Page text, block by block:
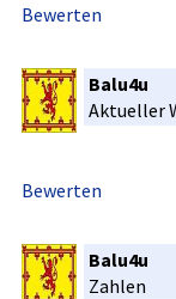
Bewerten
Balu4u
Aktueller
Bewerten
Balu4u
Zahlen